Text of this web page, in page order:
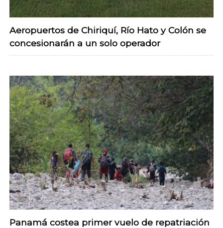
Aeropuertos de Chiriquí, Río Hato y Colón se
concesionarán a un solo operador
Panamá costea primer vuelo de repatriación